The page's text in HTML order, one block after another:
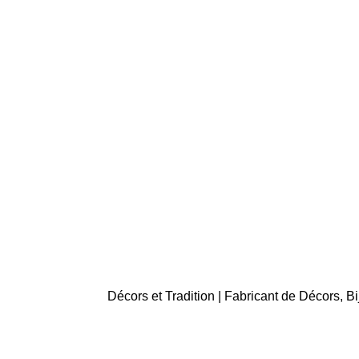
Décors et Tradition | Fabricant de Décors,